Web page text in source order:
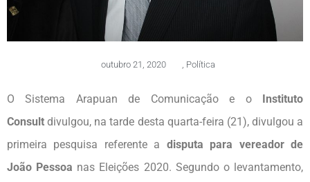
outubro 21, 2020 , Política
O Sistema Arapuan de Comunicação e o
Instituto
Consult divulgou, na tarde desta quarta-feira (21), divulgou a
primeira pesquisa referente a disputa para vereador de
João Pessoa nas Eleições 2020. Segundo o levantamento,